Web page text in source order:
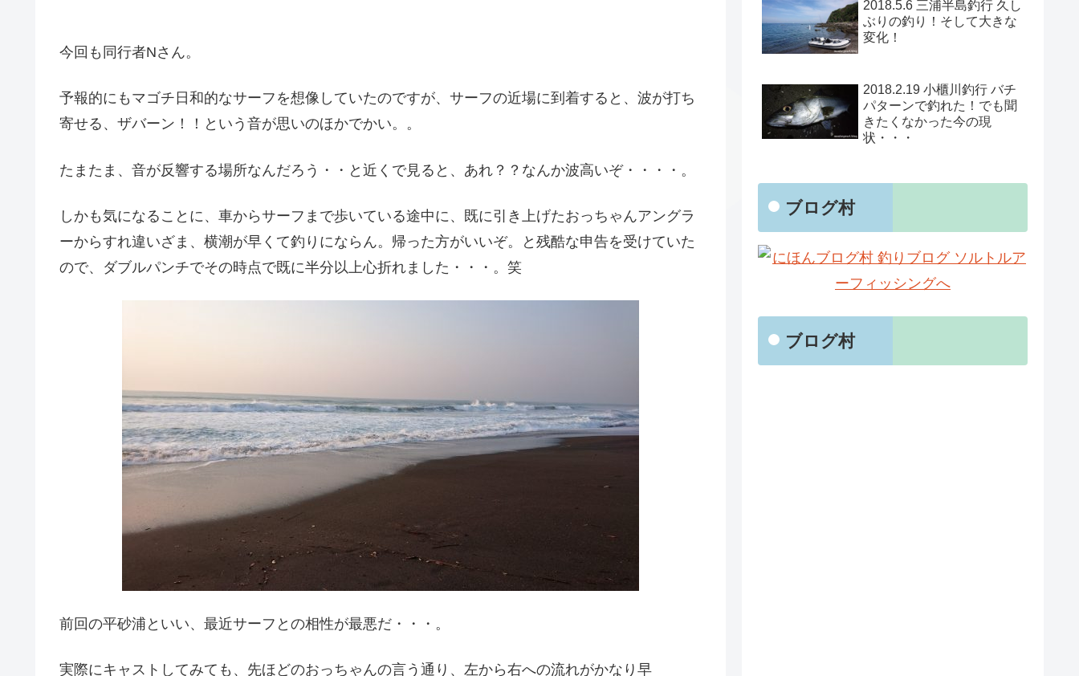
今回も同行者Nさん。
予報的にもマゴチ日和的なサーフを想像していたのですが、サーフの近場に到着すると、波が打ち
寄せる、ザバーン！！という音が思いのほかでかい。。
たまたま、音が反響する場所なんだろう・・と近くで見ると、あれ？？なんか波高いぞ・・・・。
しかも気になることに、車からサーフまで歩いている途中に、既に引き上げたおっちゃんアングラ
ーからすれ違いざま、横潮が早くて釣りにならん。帰った方がいいぞ。と残酷な申告を受けていた
ので、ダブルパンチでその時点で既に半分以上心折れました・・・。笑
前回の平砂浦といい、最近サーフとの相性が最悪だ・・・。
実際にキャストしてみても、先ほどのおっちゃんの言う通り、左から右への流れがかなり早
2018.5.6 三浦半島釣行 久し
ぶりの釣り！そして大きな
変化！
2018.2.19 小櫃川釣行 バチ
パターンで釣れた！でも聞
きたくなかった今の現
状・・・
ブログ村
ブログ村